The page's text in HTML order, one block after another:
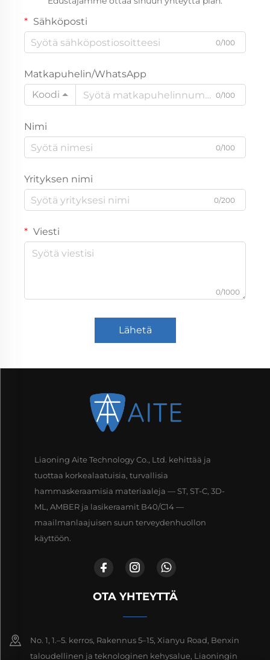
Sähköposti
0/100
Matkapuhelin/WhatsApp
Koodi
0/100
Nimi
0/100
Yrityksen nimi
0/200
Viesti
0/1000
Lähetä
Liaoning Aite Technology Co., Ltd. kehittää ja
tuottaa korkealaatuisia, turvallisia
hammaskeraamisia materiaaleja — ST, ST-C, 3D-
ML, AMBER ja lasikeraamit B40/C14 —
maailmanlaajuisen suun terveydenhuollon
käyttöön.
OTA YHTEYTTÄ
No. 1, 1.–5. kerros, Rakennus 5–15, Xianyu Road, Benxin
taloudellinen ja teknologinen kehysalue, Liaoningin